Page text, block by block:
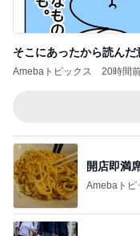
そこにあったから読んだ
Amebaトピックス 20時間
開店即満
Amebaトピ